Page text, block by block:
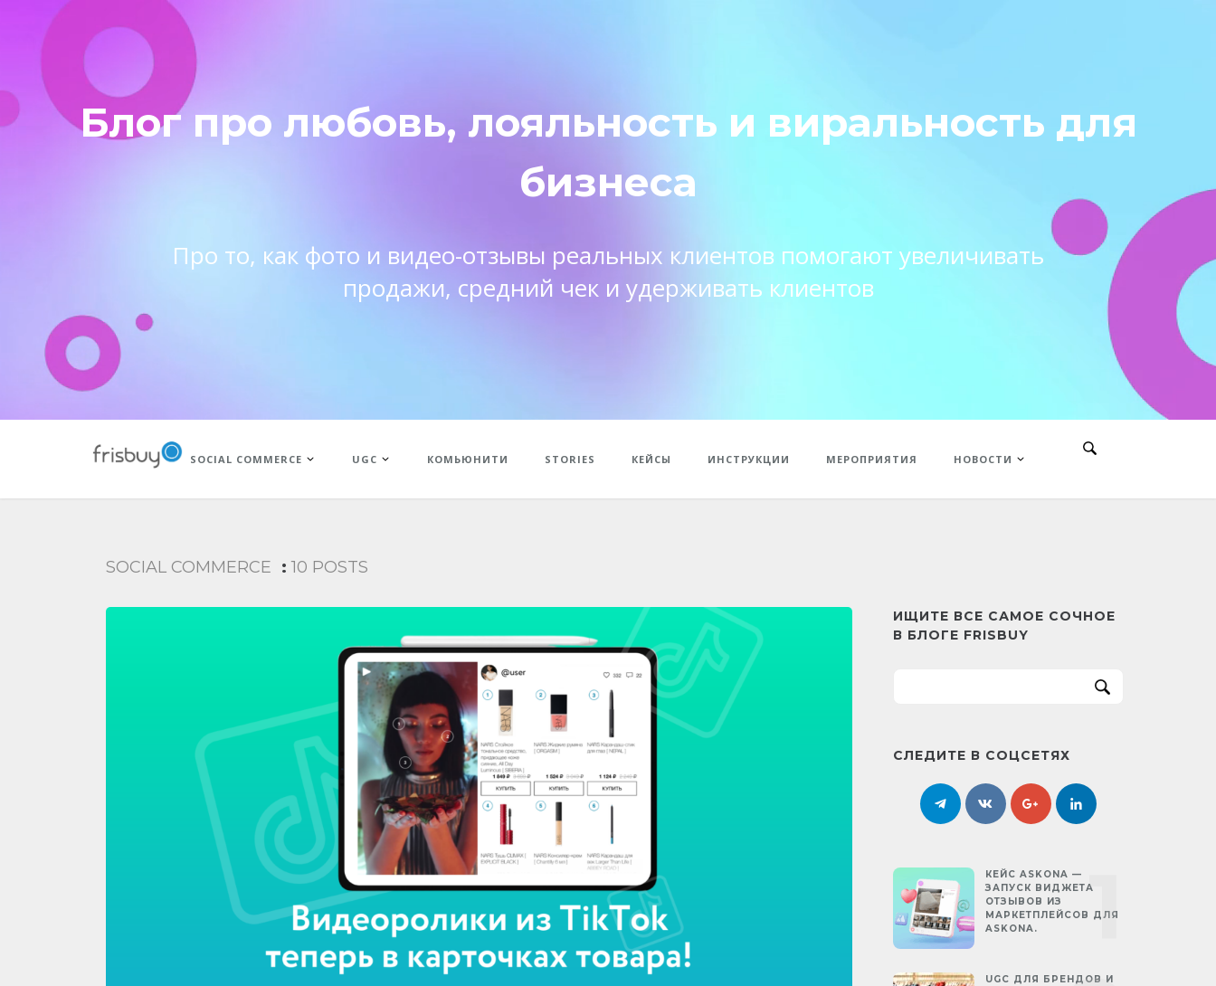
Блог про любовь, лояльность и виральность для
бизнеса
Про то, как фото и видео-отзывы реальных клиентов помогают увеличивать
продажи, средний чек и удерживать клиентов
SOCIAL COMMERCE UGC КОМЬЮНИТИ STORIES КЕЙСЫ ИНСТРУКЦИИ МЕРОПРИЯТИЯ НОВОСТИ
SOCIAL COMMERCE : 10 POSTS
ИЩИТЕ ВСЕ САМОЕ СОЧНОЕ
В БЛОГЕ FRISBUY
СЛЕДИТЕ В СОЦСЕТЯХ
КЕЙС ASKONA —
ЗАПУСК ВИДЖЕТА
ОТЗЫВОВ ИЗ
МАРКЕТПЛЕЙСОВ ДЛЯ
ASKONA.
UGC ДЛЯ БРЕНДОВ И